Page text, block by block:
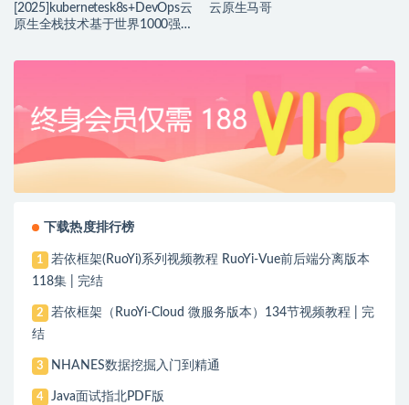
[2025]kubernetesk8s+DevOps云
原生全栈技术基于世界1000强实
云原生马哥
下载热度排行榜
1
若依框架(RuoYi)系列视频教程 RuoYi-Vue前后端分离版本
118集 | 完结
2
若依框架（RuoYi-Cloud 微服务版本）134节视频教程 | 完
结
3 NHANES数据挖掘入门到精通
4 Java面试指北PDF版